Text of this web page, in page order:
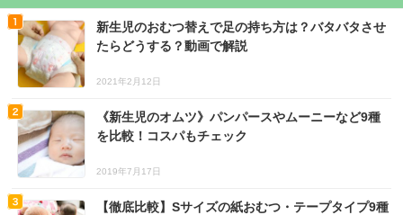
新生児のおむつ替えで足の持ち方は？バタバタさせ
たらどうする？動画で解説
2021年2月12日
《新生児のオムツ》パンパースやムーニーなど9種
を比較！コスパもチェック
2019年7月17日
【徹底比較】Sサイズの紙おむつ・テープタイプ9種